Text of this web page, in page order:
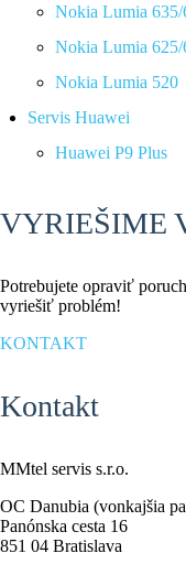
Nokia Lumia 635/
Nokia Lumia 625/
Nokia Lumia 520
Servis Huawei
Huawei P9 Plus
VYRIEŠIME
Potrebujete opraviť
vyriešiť problém!
KONTAKT
Kontakt
MMtel servis s.r.o.
OC Danubia (vonkajšia
Panónska cesta 16
851 04 Bratislava